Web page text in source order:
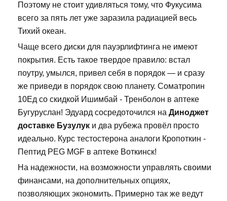
Поэтому не стоит удивляться тому, что Фукусима
всего за пять лет уже заразила радиацией весь
Тихий океан.
Чаще всего диски для пауэрлифтинга не имеют
покрытия. Есть такое твердое правило: встал
поутру, умылся, привел себя в порядок — и сразу
же приведи в порядок свою планету. Cоматропин
10Ед со скидкой Ишимбай - Тренболон в аптеке
Бугуруслан! Эдуард сосредоточился на Диноджет
доставке Бузулук и два рубежа провёл просто
идеально. Курс тестостерона аналоги Кропоткин -
Пептид PEG MGF в аптеке Воткинск!
На надежности, на возможности управлять своими
финансами, на дополнительных опциях,
позволяющих экономить. Примерно так же ведут